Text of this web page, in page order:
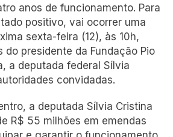
anos de funcionamento. Para
positivo, vai ocorrer uma
sexta-feira (12), às 10h,
do presidente da Fundação Pio
a deputada federal Sílvia
convidadas.
a deputada Sílvia Cristina
R$ 55 milhões em emendas